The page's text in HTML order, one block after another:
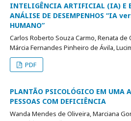
INTELIGÊNCIA ARTIFICIAL (IA) E
ANÁLISE DE DESEMPENHOS “IA
HUMANO”
Carlos Roberto Souza Carmo, Renata de
Márcia Fernandes Pinheiro de Ávila,
PDF
PLANTÃO PSICOLÓGICO EM UMA
PESSOAS COM DEFICIÊNCIA
Wanda Mendes de Oliveira, Marciana